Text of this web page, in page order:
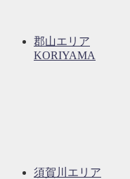
郡山エリア
KORIYAMA
須賀川エリア